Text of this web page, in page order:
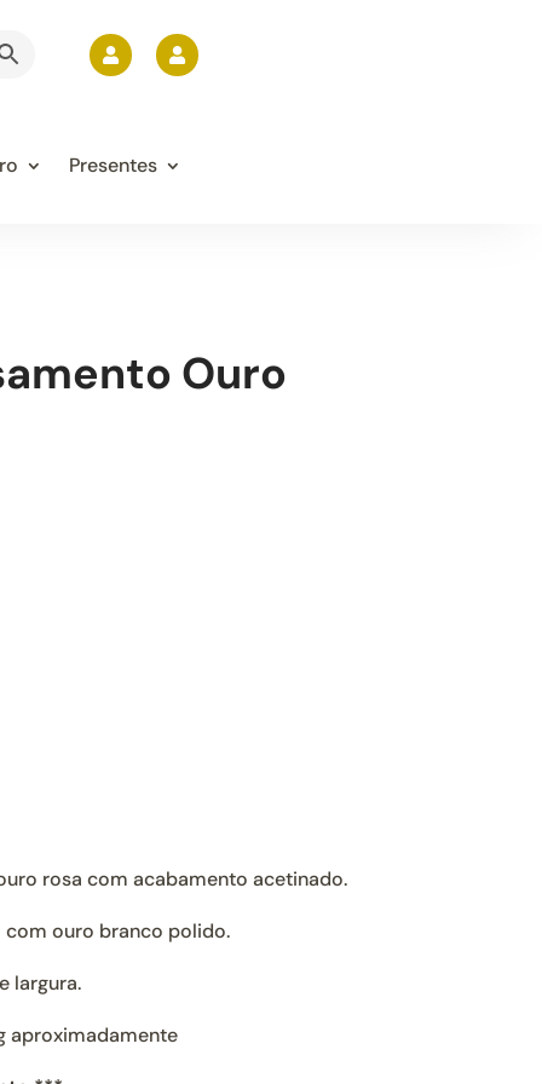
 
Presentes
Ouro
rosa com acabamento acetinado.
com ouro branco polido.
largura.
aproximadamente